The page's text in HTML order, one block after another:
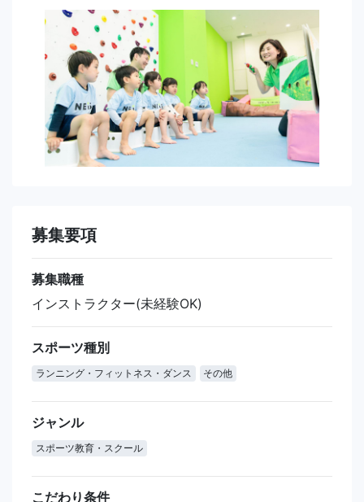
募集要項
募集職種
インストラクター(未経験OK)
スポーツ種別
ランニング・フィットネス・ダンス その他
ジャンル
スポーツ教育・スクール
こだわり条件